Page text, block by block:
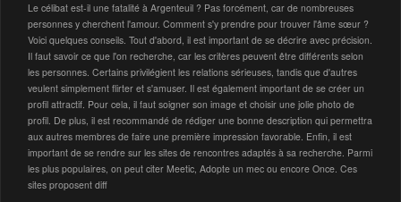
Le célibat est-il une fatalité à Argenteuil ? Pas forcément, car de nombreuses
personnes y cherchent l'amour. Comment s'y prendre pour trouver l'âme sœur ?
Voici quelques conseils. Tout d'abord, il est important de se décrire avec précision.
Il faut savoir ce que l'on recherche, car les critères peuvent être différents selon
les personnes. Certains privilégient les relations sérieuses, tandis que d'autres
veulent simplement flirter et s'amuser. Il est également important de se créer un
profil attractif. Pour cela, il faut soigner son image et choisir une jolie photo de
profil. De plus, il est recommandé de rédiger une bonne description qui permettra
aux autres membres de faire une première impression favorable. Enfin, il est
important de se rendre sur les sites de rencontres adaptés à sa recherche. Parmi
les plus populaires, on peut citer Meetic, Adopte un mec ou encore Once. Ces
sites proposent diff